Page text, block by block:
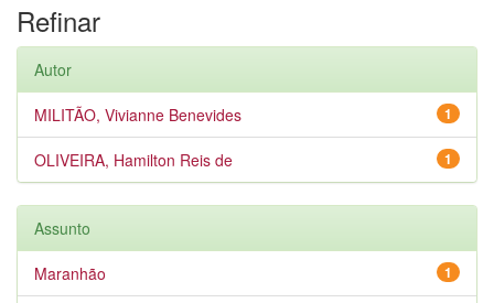
Refinar
Autor
1
MILITÃO, Vivianne Benevides
1
OLIVEIRA, Hamilton Reis de
Assunto
1
Maranhão